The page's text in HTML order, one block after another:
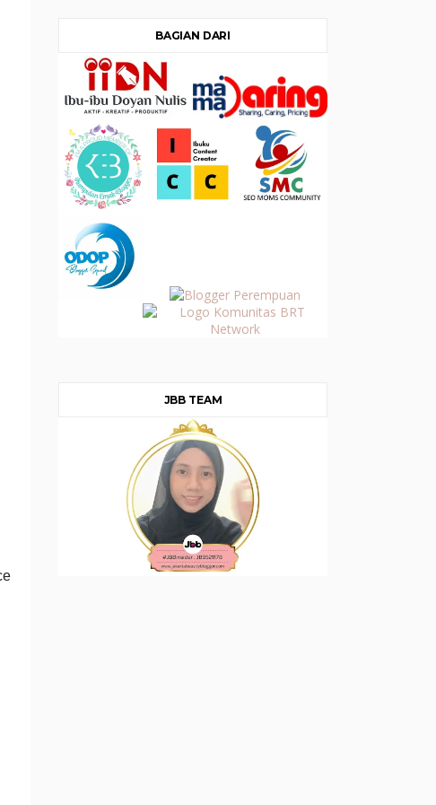
BAGIAN DARI
JBB TEAM